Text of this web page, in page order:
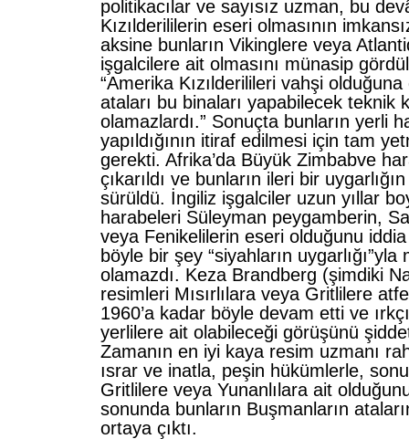
politikacılar ve sayısız uzman, bu
Kızılderililerin eseri olmasının
aksine bunların Vikinglere veya
işgalcilere ait olmasını münasip
“Amerika Kızılderilileri vahşi
ataları bu binaları yapabilecek teknik
olamazlardı.” Sonuçta bunların yerli
yapıldığının itiraf edilmesi için tam
gerekti. Afrika’da Büyük Zimbabve
çıkarıldı ve bunların ileri bir
sürüldü. İngiliz işgalciler uzun yıllar
harabeleri Süleyman peygamberin,
veya Fenikelilerin eseri olduğunu
böyle bir şey “siyahların uygarlığı”yla
olamazdı. Keza Brandberg (şimdiki
resimleri Mısırlılara veya Gritlilere
1960’a kadar böyle devam etti ve
yerlilere ait olabileceği görüşünü
Zamanın en iyi kaya resim uzmanı
ısrar ve inatla, peşin hükümlerle,
Gritlilere veya Yunanlılara ait
sonunda bunların Buşmanların
ortaya çıktı.